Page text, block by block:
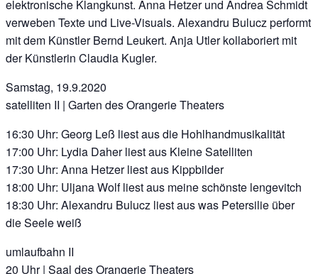
elektronische Klangkunst. Anna Hetzer und Andrea Schmidt
verweben Texte und Live-Visuals. Alexandru Bulucz performt
mit dem Künstler Bernd Leukert. Anja Utler kollaboriert mit
der Künstlerin Claudia Kugler.
Samstag, 19.9.2020
satelliten II | Garten des Orangerie Theaters
16:30 Uhr: Georg Leß liest aus die Hohlhandmusikalität
17:00 Uhr: Lydia Daher liest aus Kleine Satelliten
17:30 Uhr: Anna Hetzer liest aus Kippbilder
18:00 Uhr: Uljana Wolf liest aus meine schönste lengevitch
18:30 Uhr: Alexandru Bulucz liest aus was Petersilie über
die Seele weiß
umlaufbahn II
20 Uhr | Saal des Orangerie Theaters